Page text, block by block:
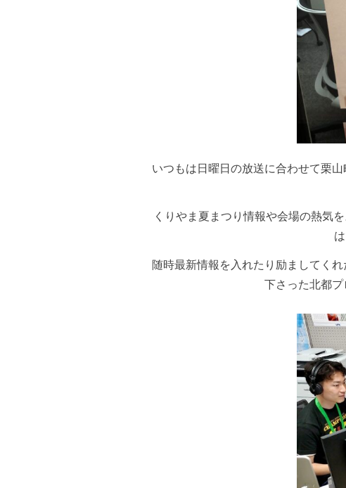
いつもは日曜日の放送に合わせて栗
くりやま夏まつり情報や会場の熱気
随時最新情報を入れたり励ましてく
下さった北都